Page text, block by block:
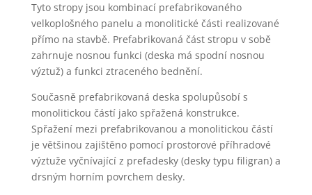
Tyto stropy jsou kombinací prefabrikovaného
velkoplošného panelu a monolitické části realizované
přímo na stavbě. Prefabrikovaná část stropu v sobě
zahrnuje nosnou funkci (deska má spodní nosnou
výztuž) a funkci ztraceného bednění.
Současně prefabrikovaná deska spolupůsobí s
monolitickou částí jako spřažená konstrukce.
Spřažení mezi prefabrikovanou a monolitickou částí
je většinou zajištěno pomocí prostorové příhradové
výztuže vyčnívající z prefadesky (desky typu filigran) a
drsným horním povrchem desky.